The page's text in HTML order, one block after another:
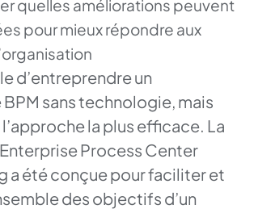
quelles améliorations peuvent
pour mieux répondre aux
d’entreprendre un
sans technologie, mais
l’approche la plus efficace. La
Process Center
a été conçue pour faciliter et
des objectifs d’un